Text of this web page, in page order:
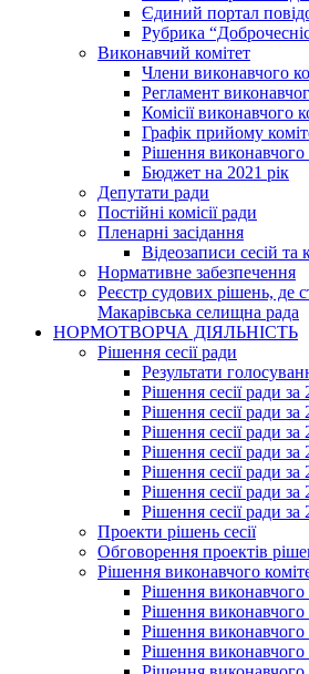
Єдиний портал
Рубрика
Виконавчий комітет
Члени виконавчого
Регламент
Комісії виконавчого
Графік прийому
Рішення виконавчого
Бюджет на 2021 рік
Депутати ради
Постійні комісії ради
Пленарні засідання
Відеозаписи сесій та
Нормативне забезпечення
Реєстр судових рішень, де
Макарівська селищна рада
НОРМОТВОРЧА ДІЯЛЬНІСТЬ
Рішення сесії ради
Результати
Рішення сесії ради за
Рішення сесії ради за
Рішення сесії ради за
Рішення сесії ради за
Рішення сесії ради за
Рішення сесії ради за
Рішення сесії ради за
Проекти рішень сесії
Обговорення проектів
Рішення виконавчого
Рішення виконавчого
Рішення виконавчого
Рішення виконавчого
Рішення виконавчого